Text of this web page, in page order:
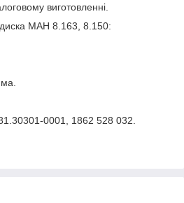
виготовленні.
диска МАН 8.163, 8.150:
0001, 1862 528 032.